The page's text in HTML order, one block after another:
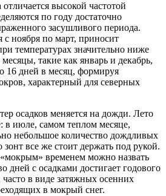
отличается высокой частотой
по году достаточно
засушливого периода.
ноября по март, приносит
температурах значительно ниже
такие как январь и декабрь,
16 дней в месяц, формируя
характерный для северных
осадков меняется на дожди. Лето
в июле, самом теплом месяце,
небольшое количество дождливых
все же стоит держать под рукой.
временем можно назвать
дней с осадками достигает годового
в виде затяжных осенних
в мокрый снег.